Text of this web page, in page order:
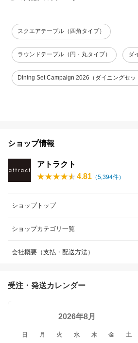
スクエアテーブル（四角タイプ）
ラウンドテーブル（円・丸タイプ） ダ
Dining Set Campaign 2026（ダイニングセッ
ショップ情報
アトラクト
4.81 （5,394件）
ショップトップ
ショップカテゴリ一覧
会社概要（支払・配送方法）
受注・発送カレンダー
2026年8月
日 月 火 水 木 金 土